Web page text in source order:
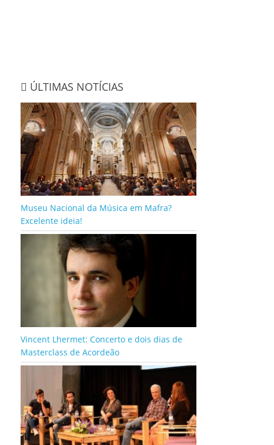
ÚLTIMAS NOTÍCIAS
Museu Nacional da Música em Mafra?
Excelente ideia!
Vincent Lhermet: Concerto e dois dias de
Masterclass de Acordeão